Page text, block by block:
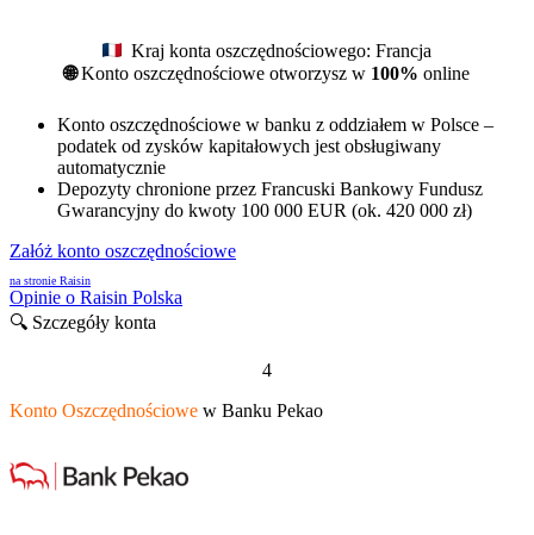
Kraj konta oszczędnościowego: Francja
🌐Konto oszczędnościowe otworzysz w 100% online
Konto oszczędnościowe w banku z oddziałem w Polsce –
podatek od zysków kapitałowych jest obsługiwany
automatycznie
Depozyty chronione przez Francuski Bankowy Fundusz
Gwarancyjny do kwoty 100 000 EUR (ok. 420 000 zł)
Załóż konto oszczędnościowe
na stronie Raisin
Opinie o Raisin Polska
🔍 Szczegóły konta
4
Konto Oszczędnościowe w Banku Pekao